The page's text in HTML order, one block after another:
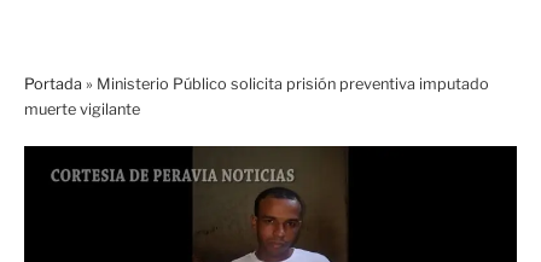
Portada » Ministerio Público solicita prisión preventiva imputado
muerte vigilante